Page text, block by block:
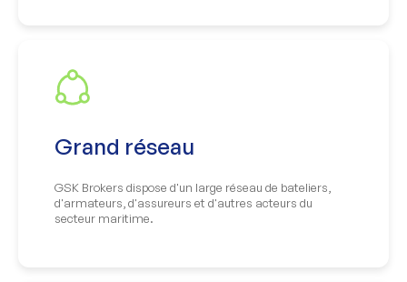
Grand réseau
GSK Brokers dispose d'un large réseau de bateliers,
d'armateurs, d'assureurs et d'autres acteurs du
secteur maritime.